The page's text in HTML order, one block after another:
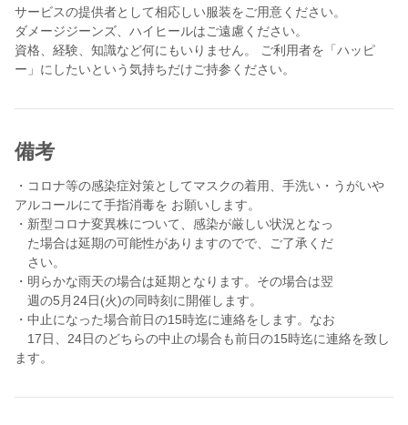
い。保育園の園児も参加して、障害者のご利用者、 高齢者施設の
ご利用者も参加して一緒に楽しむイベントです。
でした。 今回の移動動物園は初めての企画でご利用者は勿論、職
ければと思います。
当施設は、特別養護老人ホーム池袋敬心苑と併設している障害者
施設です。平成17年4月 11日に雑司ヶ谷小学校の跡地に開所しま
した。池袋駅から徒歩7分(明治通り沿い)と大 きな繁華街から近く
利便性のよい場所にあります。 当施設ではご利用者のハッピーを
一番に考えています。 福祉施設にご興味のある方、介護 の資格を
持っていて資格を生かしたい方、これから障害福祉のお仕事に就
いてみようと考 えている方、是非ご応募下さい。 もちろん、未経
験の方も大歓迎です。イベント中は職員 が近くにおりますので、
ご安心ください。
なお、車いすを押した経験がおありの方にご利用者の誘導を相談
せて下さい。
サービスの提供者として相応しい服装をご用意ください。
ダメージジーンズ、ハイヒールはご遠慮ください。
資格、経験、知識など何にもいりません。 ご利用者を「ハッピ
備考
・コロナ等の感染症対策としてマスクの着用、手洗い・うがいや
アルコールにて手指消毒を お願いします。
・新型コロナ変異株について、感染が厳しい状況となっ
た場合は延期の可能性がありますのでで、ご了承くだ
さい。
・明らかな雨天の場合は延期となります。その場合は翌
週の5月24日(火)の同時刻に開催します。
・中止になった場合前日の15時迄に連絡をします。なお
17日、24日のどちらの中止の場合も前日の15時迄に連絡を致し
ます。